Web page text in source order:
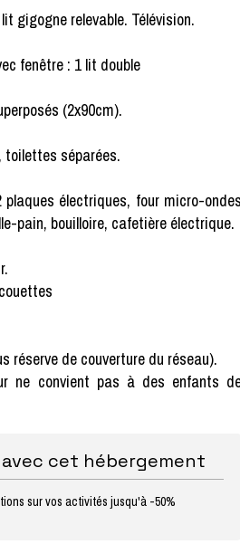
gigogne relevable. Télévision.
fenêtre : 1 lit double
(2x90cm).
toilettes séparées.
électriques, four micro-
pain, bouilloire, cafetière électrique.
réserve de couverture du réseau).
ne convient pas à des enfants
cet hébergement
sur vos activités jusqu'à -50%